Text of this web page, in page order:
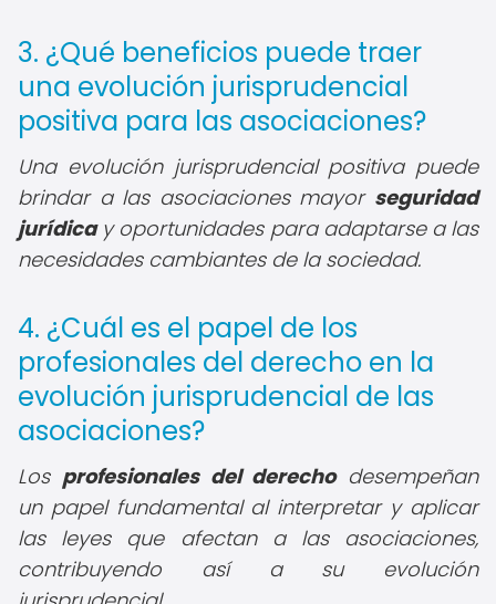
3. ¿Qué beneficios puede traer
una evolución jurisprudencial
positiva para las asociaciones?
Una evolución jurisprudencial positiva puede
brindar a las asociaciones mayor seguridad
jurídicay oportunidades para adaptarse a las
necesidades cambiantes de la sociedad.
4. ¿Cuál es el papel de los
profesionales del derecho en la
evolución jurisprudencial de las
asociaciones?
Los profesionales del derechodesempeñan
un papel fundamental al interpretar y aplicar
las leyes que afectan a las asociaciones,
contribuyendo así a su evolución